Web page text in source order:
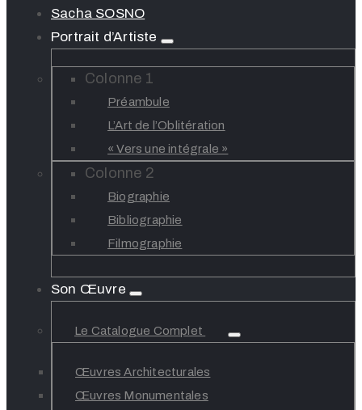
Sacha SOSNO
Portrait d’Artiste
Colonne 1
Préambule
L’Art de l’Oblitération
« Vers une intégrale »
Colonne 2
Biographie
Bibliographie
Filmographie
Son Œuvre
Le Catalogue Complet
Œuvres Architecturales
Œuvres Monumentales